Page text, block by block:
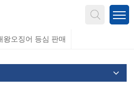
왕오징어 등심 판매